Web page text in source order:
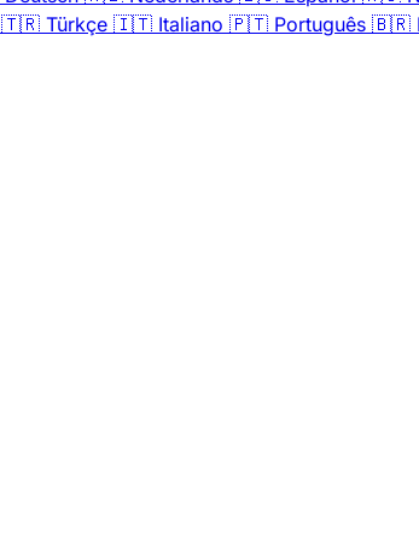
🇹🇷 Türkçe 🇮🇹 Italiano 🇵🇹 Português 🇧🇷